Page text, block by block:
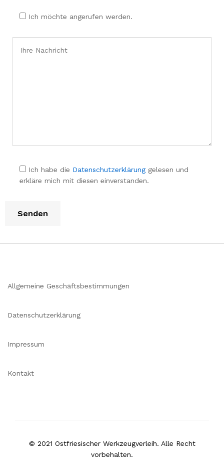
Ich möchte angerufen werden.
Ich habe die Datenschutzerklärung gelesen und
erkläre mich mit diesen einverstanden.
Allgemeine Geschäftsbestimmungen
Datenschutzerklärung
Impressum
Kontakt
© 2021 Ostfriesischer Werkzeugverleih. Alle Recht
vorbehalten.